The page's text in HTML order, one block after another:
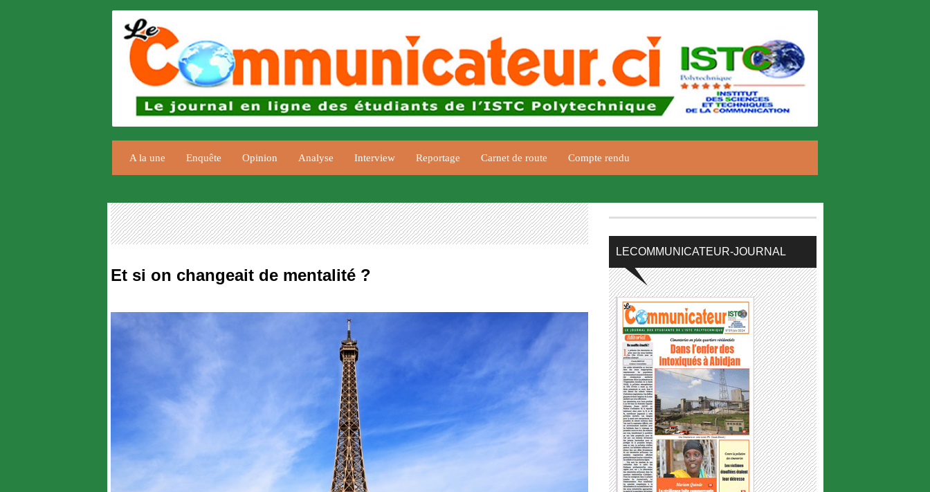
A la une Enquête Opinion Analyse Interview Reportage Carnet de route Compte rendu
Et si on changeait de mentalité ?
LECOMMUNICATEUR-JOURNAL